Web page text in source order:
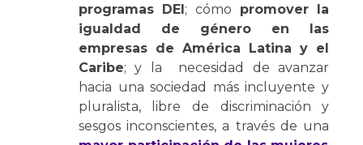
programas DEI; cómo promover la
igualdad de género en las
empresas de América Latina y el
Caribe; y la necesidad de avanzar
hacia una sociedad más incluyente y
pluralista, libre de discriminación y
sesgos inconscientes, a través de una